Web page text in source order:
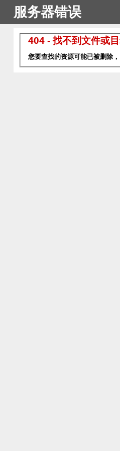
服务器错误
404 - 找不到文件或目
您要查找的资源可能已被删除